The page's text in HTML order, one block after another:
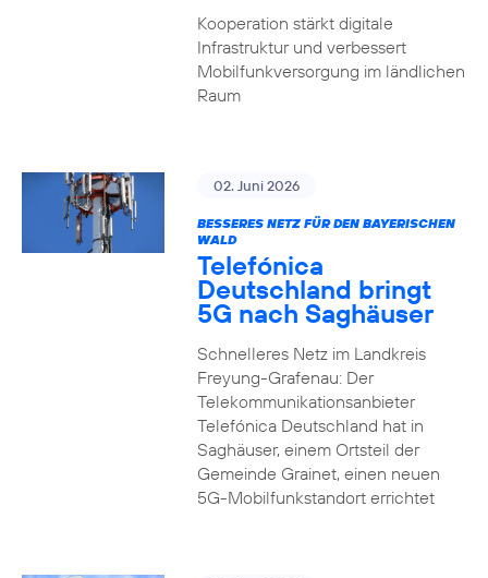
Kooperation stärkt digitale
Infrastruktur und verbessert
Mobilfunkversorgung im ländlichen
Raum
02. Juni 2026
BESSERES NETZ FÜR DEN BAYERISCHEN
WALD
Telefónica
Deutschland bringt
5G nach Saghäuser
Schnelleres Netz im Landkreis
Freyung-Grafenau: Der
Telekommunikationsanbieter
Telefónica Deutschland hat in
Saghäuser, einem Ortsteil der
Gemeinde Grainet, einen neuen
5G-Mobilfunkstandort errichtet